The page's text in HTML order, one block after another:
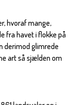
hvoraf mange,
fra havet i flokke på
derimod glimrede
art så sjælden om